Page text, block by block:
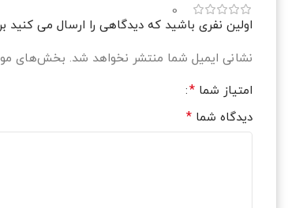
0
اولین نفری باشید که دیدگاهی را ارسال می کنید برای “نمک
نشانی ایمیل شما منتشر نخواهد شد. بخش‌های
امتیاز شما *
دیدگاه شما *